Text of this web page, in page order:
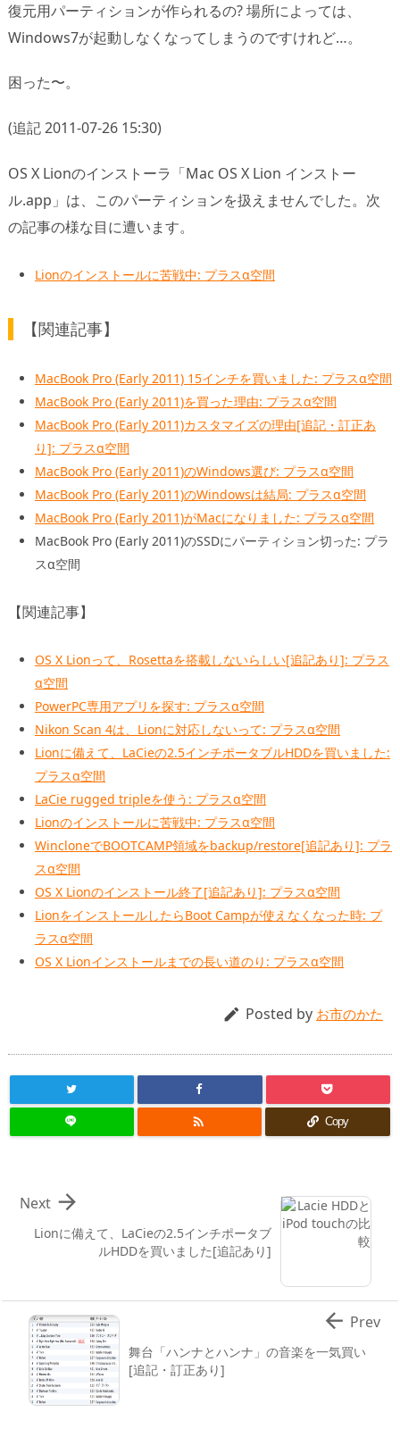
復元用パーティションが作られるの? 場所によっては、
Windows7が起動しなくなってしまうのですけれど…。
困った〜。
(追記 2011-07-26 15:30)
OS X Lionのインストーラ「Mac OS X Lion インストー
ル.app」は、このパーティションを扱えませんでした。次
の記事の様な目に遭います。
Lionのインストールに苦戦中: プラスα空間
【関連記事】
MacBook Pro (Early 2011) 15インチを買いました: プラスα空間
MacBook Pro (Early 2011)を買った理由: プラスα空間
MacBook Pro (Early 2011)カスタマイズの理由[追記・訂正あ
り]: プラスα空間
MacBook Pro (Early 2011)のWindows選び: プラスα空間
MacBook Pro (Early 2011)のWindowsは結局: プラスα空間
MacBook Pro (Early 2011)がMacになりました: プラスα空間
MacBook Pro (Early 2011)のSSDにパーティション切った: プラ
スα空間
【関連記事】
OS X Lionって、Rosettaを搭載しないらしい[追記あり]: プラス
α空間
PowerPC専用アプリを探す: プラスα空間
Nikon Scan 4は、Lionに対応しないって: プラスα空間
Lionに備えて、LaCieの2.5インチポータブルHDDを買いました:
プラスα空間
LaCie rugged tripleを使う: プラスα空間
Lionのインストールに苦戦中: プラスα空間
WincloneでBOOTCAMP領域をbackup/restore[追記あり]: プラ
スα空間
OS X Lionのインストール終了[追記あり]: プラスα空間
LionをインストールしたらBoot Campが使えなくなった時: プ
ラスα空間
OS X Lionインストールまでの長い道のり: プラスα空間
 Posted by お市のかた
 Copy
Lionに備えて、LaCieの2.5インチポータブ
ルHDDを買いました[追記あり]

Next
舞台「ハンナとハンナ」の音楽を一気買い
[追記・訂正あり]
 Prev